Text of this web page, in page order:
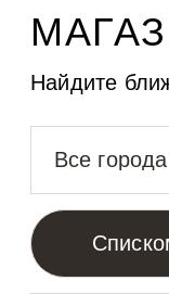
Найдите
Все города